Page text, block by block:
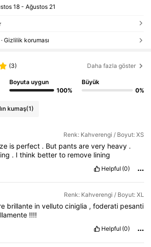
18 - Ağustos 21
Gizlilik koruması
(3) Daha fazla göster
Boyuta uygun
100%
Büyük
0%
kumaş(1)
Renk: Kahverengi / Boyut: XS
is perfect . But pants are very heavy .
. Ithink betterto remove lining
Helpful (0)
Renk: Kahverengi / Boyut: XL
brillante in velluto ciniglia , foderati pesanti
!!!!
Helpful (0)